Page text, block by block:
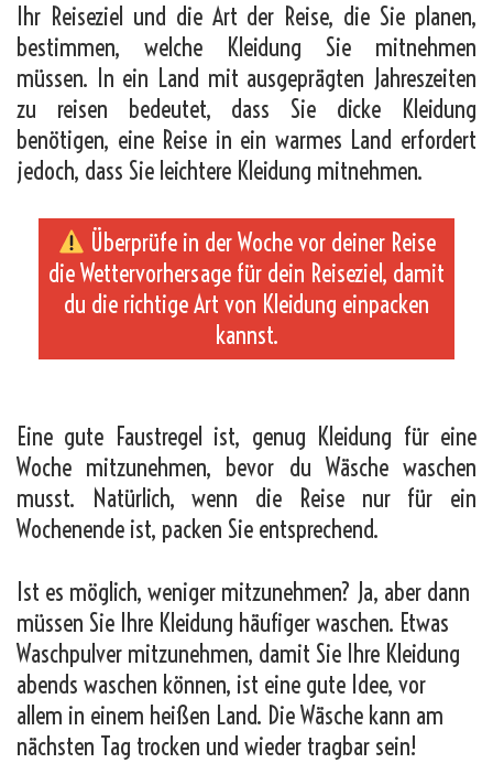
Ihr Reiseziel und die Art der Reise, die Sie planen,
bestimmen, welche Kleidung Sie mitnehmen
müssen. In ein Land mit ausgeprägten Jahreszeiten
zu reisen bedeutet, dass Sie dicke Kleidung
benötigen, eine Reise in ein warmes Land erfordert
jedoch, dass Sie leichtere Kleidung mitnehmen.
Überprüfe in der Woche vor deiner Reise
die Wettervorhersage für dein Reiseziel, damit
du die richtige Art von Kleidung einpacken
kannst.
Eine gute Faustregel ist, genug Kleidung für eine
Woche mitzunehmen, bevor du Wäsche waschen
musst. Natürlich, wenn die Reise nur für ein
Wochenende ist, packen Sie entsprechend.
Ist es möglich, weniger mitzunehmen? Ja, aber dann
müssen Sie Ihre Kleidung häufiger waschen. Etwas
Waschpulver mitzunehmen, damit Sie Ihre Kleidung
abends waschen können, ist eine gute Idee, vor
allem in einem heißen Land. Die Wäsche kann am
nächsten Tag trocken und wieder tragbar sein!